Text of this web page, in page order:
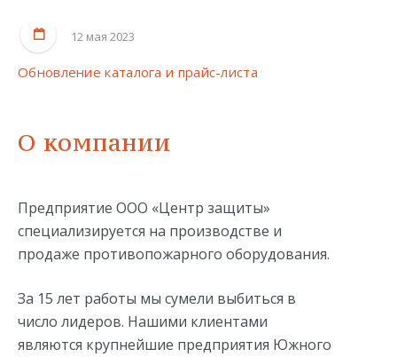
12 мая 2023
Обновление каталога и прайс-листа
О компании
Предприятие ООО «Центр защиты»
специализируется на производстве и
продаже противопожарного оборудования.
За 15 лет работы мы сумели выбиться в
число лидеров. Нашими клиентами
являются крупнейшие предприятия Южного